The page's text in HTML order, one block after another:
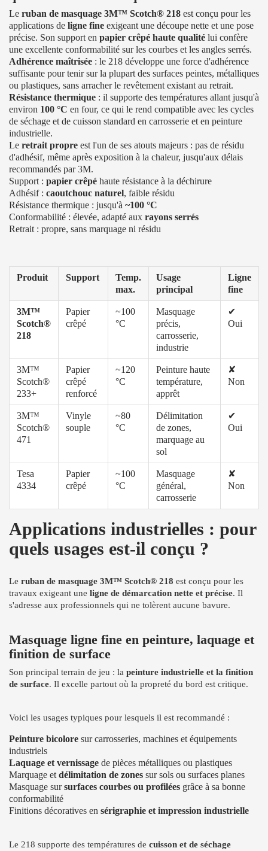
Le ruban de masquage 3M™ Scotch® 218 est conçu pour les
applications de ligne fine exigeant une découpe nette et une pose
précise. Son support en papier crêpé haute qualité lui confère
une excellente conformabilité sur les courbes et les angles serrés.
Adhérence maîtrisée : le 218 développe une force d'adhérence
suffisante pour tenir sur la plupart des surfaces peintes, métalliques
ou plastiques, sans arracher le revêtement existant au retrait.
Résistance thermique : il supporte des températures allant jusqu'à
environ 100 °C en four, ce qui le rend compatible avec les cycles
de séchage et de cuisson standard en carrosserie et en peinture
industrielle.
Le retrait propre est l'un de ses atouts majeurs : pas de résidu
d'adhésif, même après exposition à la chaleur, jusqu'aux délais
recommandés par 3M.
Support : papier crêpé haute résistance à la déchirure
Adhésif : caoutchouc naturel, faible résidu
Résistance thermique : jusqu'à ~100 °C
Conformabilité : élevée, adapté aux rayons serrés
Retrait : propre, sans marquage ni résidu
Produit Support
Temp.
max.
Usage
principal
Ligne
fine
3M™
Scotch®
218
Papier
crêpé
~100
°C
Masquage
précis,
carrosserie,
industrie
✔
Oui
3M™
Scotch®
233+
Papier
crêpé
renforcé
~120
°C
Peinture haute
température,
apprêt
✘
Non
3M™
Scotch®
471
Vinyle
souple
~80
°C
Délimitation
de zones,
marquage au
sol
✔
Oui
Tesa
4334
Papier
crêpé
~100
°C
Masquage
général,
carrosserie
✘
Non
Applications industrielles : pour
quels usages est-il conçu ?
Le ruban de masquage 3M™ Scotch® 218 est conçu pour les
travaux exigeant une ligne de démarcation nette et précise. Il
s'adresse aux professionnels qui ne tolèrent aucune bavure.
Masquage ligne fine en peinture, laquage et
finition de surface
Son principal terrain de jeu : la peinture industrielle et la finition
de surface. Il excelle partout où la propreté du bord est critique.
Voici les usages typiques pour lesquels il est recommandé :
Peinture bicolore sur carrosseries, machines et équipements
industriels
Laquage et vernissage de pièces métalliques ou plastiques
Marquage et délimitation de zones sur sols ou surfaces planes
Masquage sursurfaces courbes ou profilées grâce à sa bonne
conformabilité
Finitions décoratives en sérigraphie et impression industrielle
Le 218 supporte des températures de cuisson et de séchage